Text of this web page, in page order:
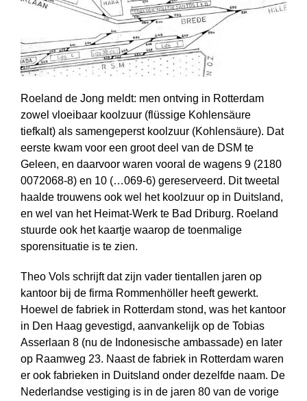
Roeland de Jong meldt: men ontving in Rotterdam
zowel vloeibaar koolzuur (flüssige Kohlensäure
tiefkalt) als samengeperst koolzuur (Kohlensäure). Dat
eerste kwam voor een groot deel van de DSM te
Geleen, en daarvoor waren vooral de wagens 9 (2180
0072068-8) en 10 (…069-6) gereserveerd. Dit tweetal
haalde trouwens ook wel het koolzuur op in Duitsland,
en wel van het Heimat-Werk te Bad Driburg. Roeland
stuurde ook het kaartje waarop de toenmalige
sporensituatie is te zien.
Theo Vols schrijft dat zijn vader tientallen jaren op
kantoor bij de firma Rommenhöller heeft gewerkt.
Hoewel de fabriek in Rotterdam stond, was het kantoor
in Den Haag gevestigd, aanvankelijk op de Tobias
Asserlaan 8 (nu de Indonesische ambassade) en later
op Raamweg 23. Naast de fabriek in Rotterdam waren
er ook fabrieken in Duitsland onder dezelfde naam. De
Nederlandse vestiging is in de jaren 80 van de vorige